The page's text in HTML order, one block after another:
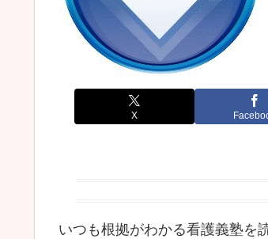
X
いつも根拠がわかる看護義塾を